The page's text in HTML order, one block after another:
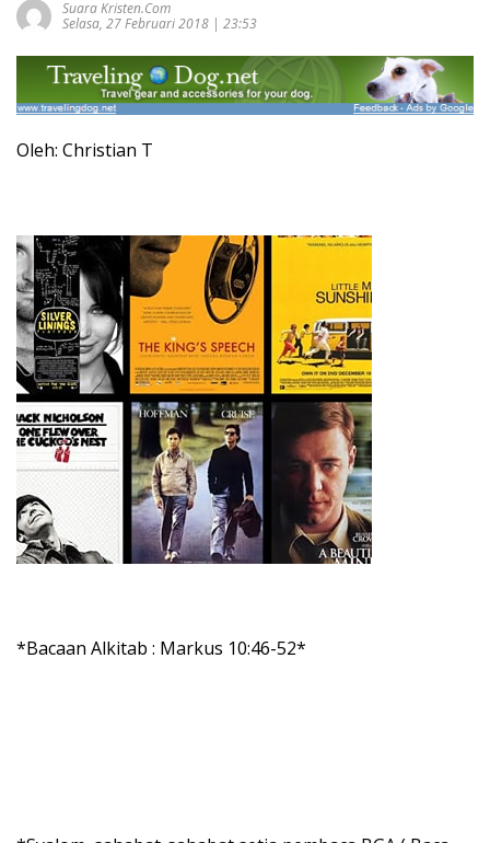
Suara Kristen.com
Selasa, 27 Februari 2018 | 23:53
Oleh: Christian T
*Bacaan Alkitab : Markus 10:46-52*